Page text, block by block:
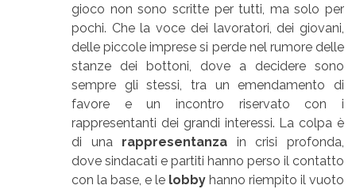
gioco non sono scritte per tutti, ma solo per
pochi. Che la voce dei lavoratori, dei giovani,
delle piccole imprese si perde nel rumore delle
stanze dei bottoni, dove a decidere sono
sempre gli stessi, tra un emendamento di
favore e un incontro riservato con i
rappresentanti dei grandi interessi. La colpa è
di una rappresentanza in crisi profonda,
dove sindacati e partiti hanno perso il contatto
con la base, e le lobby hanno riempito il vuoto